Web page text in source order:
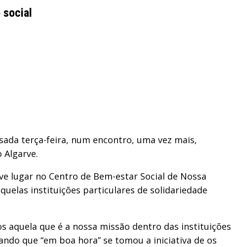
terça-feira, num encontro, uma vez mais,
Algarve.
lugar no Centro de Bem-estar Social de Nossa
instituições particulares de solidariedade
aquela que é a nossa missão dentro das instituições
que “em boa hora” se tomou a iniciativa de os